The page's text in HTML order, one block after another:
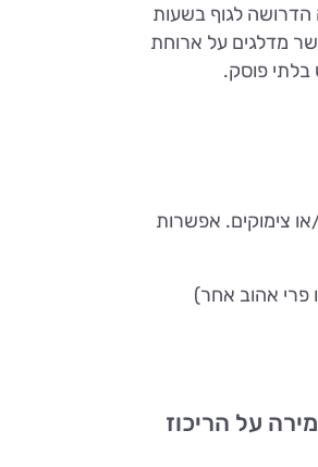
הדרושה לגוף בשעות
מדלגים על ארוחת
בלתי פוסק.
ו/או צימוקים. אפשרות
על הריכוז